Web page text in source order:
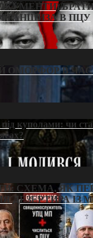
В ПЦУ
ОМОРФОР В ЧАС
під куполами: чи
СХЕМА, ЯК
ДЕЗЕРТИРА ІЗ